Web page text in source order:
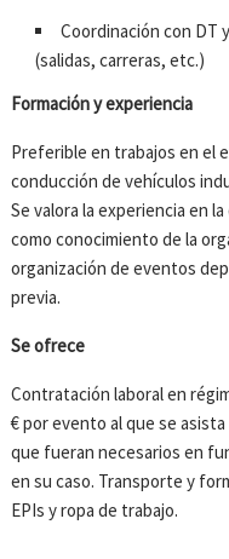
Coordinación con DT
(salidas, carreras, etc.)
Formación y experiencia
Preferible en trabajos en el
conducción de vehículos
Se valora la experiencia en
como conocimiento de la
organización de eventos
previa.
Se ofrece
Contratación laboral en
€ por evento al que se
que fueran necesarios en
en su caso. Transporte y
EPIs y ropa de trabajo.